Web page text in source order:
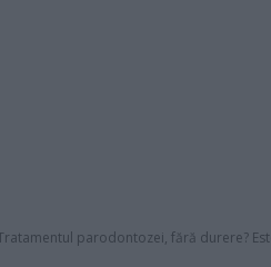
parodontozei, fără durere?